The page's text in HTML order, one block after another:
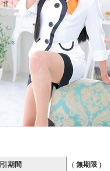
期間 ( 無期限 )